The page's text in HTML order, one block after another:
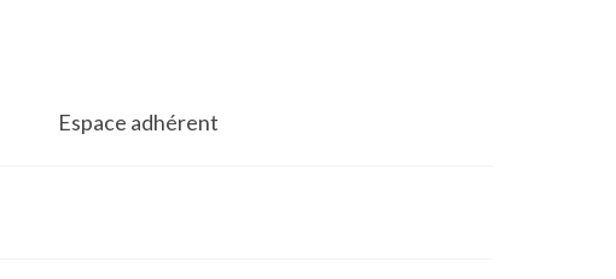
Espace adhérent